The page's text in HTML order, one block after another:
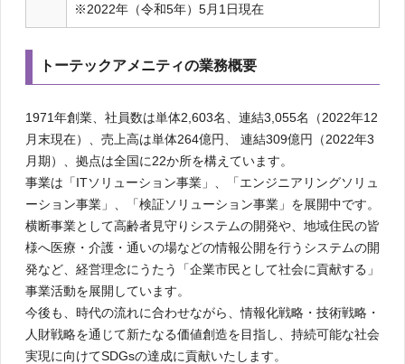
※2022年（令和5年）5月1日現在
トーテックアメニティの業務概要
1971年創業、社員数は単体2,603名、連結3,055名（2022年12
月末現在）、売上高は単体264億円、 連結309億円（2022年3
月期）、拠点は全国に22か所を構えています。
事業は「ITソリューション事業」、「エンジニアリングソリュ
ーション事業」、「検証ソリューション事業」を展開中です。
横断事業として高齢者見守りシステムの開発や、地域住民の皆
様へ医療・介護・通いの場などの情報公開を行うシステムの開
発など、経営理念にうたう「企業市民として社会に貢献する」
事業活動を展開しています。
今後も、時代の流れに合わせながら、情報化戦略・技術戦略・
人財戦略を通じて新たなる価値創造を目指し、持続可能な社会
実現に向けてSDGsの達成に貢献いたします。